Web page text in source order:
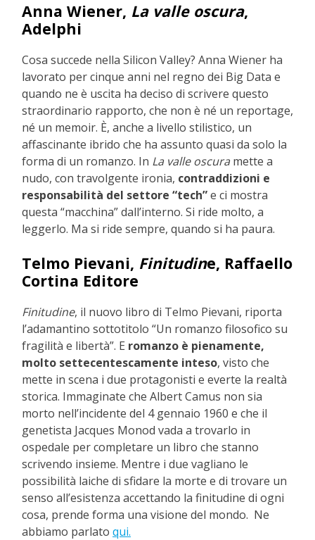
Anna Wiener, La valle oscura,
Adelphi
Cosa succede nella Silicon Valley? Anna Wiener ha
lavorato per cinque anni nel regno dei Big Data e
quando ne è uscita ha deciso di scrivere questo
straordinario rapporto, che non è né un reportage,
né un memoir. È, anche a livello stilistico, un
affascinante ibrido che ha assunto quasi da solo la
forma di un romanzo. In La valle oscura mette a
nudo, con travolgente ironia, contraddizioni e
responsabilità del settore “tech”e ci mostra
questa “macchina” dall’interno. Si ride molto, a
leggerlo. Ma si ride sempre, quando si ha paura.
Telmo Pievani, Finitudine, Raffaello
Cortina Editore
Finitudine, il nuovo libro di Telmo Pievani, riporta
l’adamantino sottotitolo “Un romanzo filosofico su
fragilità e libertà”. E romanzo è pienamente,
molto settecentescamente inteso, visto che
mette in scena i due protagonisti e everte la realtà
storica. Immaginate che Albert Camus non sia
morto nell’incidente del 4 gennaio 1960 e che il
genetista Jacques Monod vada a trovarlo in
ospedale per completare un libro che stanno
scrivendo insieme. Mentre i due vagliano le
possibilità laiche di sfidare la morte e di trovare un
senso all’esistenza accettando la finitudine di ogni
cosa, prende forma una visione del mondo. Ne
abbiamo parlato qui.